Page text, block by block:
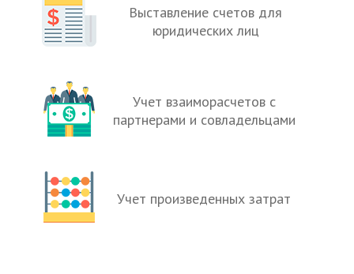
Выставление счетов для
юридических лиц
Учет взаиморасчетов с
партнерами и совладельцами
Учет произведенных затрат